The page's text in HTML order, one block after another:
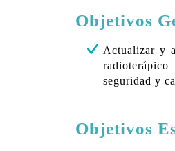
Objetivos
Actualizar y
seguridad y
Objetivos